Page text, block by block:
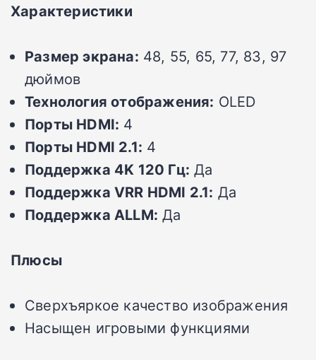
Характеристики
Размер экрана: 48, 55, 65, 77, 83, 97
дюймов
Технология отображения: OLED
Порты HDMI: 4
Порты HDMI 2.1: 4
Поддержка 4K 120 Гц: Да
Поддержка VRR HDMI 2.1: Да
Поддержка ALLM: Да
Плюсы
Сверхъяркое качество изображения
Насыщен игровыми функциями